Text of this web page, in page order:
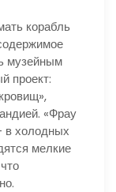
корабль
музейным
проект:
«Фрау
в холодных
мелкие